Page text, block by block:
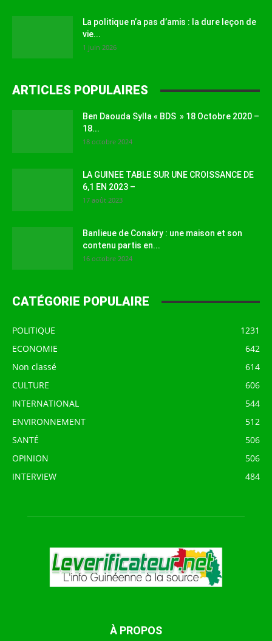
La politique n’a pas d’amis : la dure leçon de
vie...
1 juin 2026
ARTICLES POPULAIRES
Ben Daouda Sylla « BDS » 18 Octobre 2020 –
18...
18 octobre 2024
LA GUINEE TABLE SUR UNE CROISSANCE DE
6,1 EN 2023 –
17 août 2023
Banlieue de Conakry : une maison et son
contenu partis en...
16 octobre 2024
CATÉGORIE POPULAIRE
POLITIQUE
1231
ECONOMIE
642
Non classé
614
CULTURE
606
INTERNATIONAL
544
ENVIRONNEMENT
512
SANTÉ
506
OPINION
506
INTERVIEW
484
À PROPOS